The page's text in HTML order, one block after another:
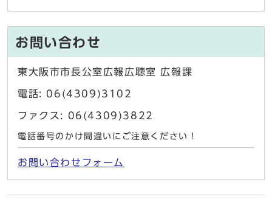
お問い合わせ
東大阪市市長公室広報広聴室 広報課
電話: 06(4309)3102
ファクス: 06(4309)3822
電話番号のかけ間違いにご注意ください！
お問い合わせフォーム